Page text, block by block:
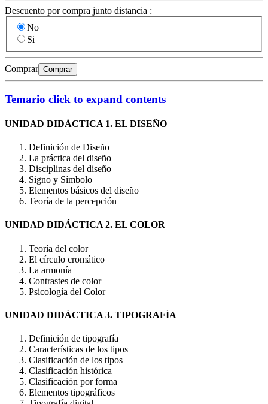
Descuento por compra junto distancia :
No
Si
Comprar Comprar
Temario click to expand contents
UNIDAD DIDÁCTICA 1. EL DISEÑO
Definición de Diseño
La práctica del diseño
Disciplinas del diseño
Signo y Símbolo
Elementos básicos del diseño
Teoría de la percepción
UNIDAD DIDÁCTICA 2. EL COLOR
Teoría del color
El círculo cromático
La armonía
Contrastes de color
Psicología del Color
UNIDAD DIDÁCTICA 3. TIPOGRAFÍA
Definición de tipografía
Características de los tipos
Clasificación de los tipos
Clasificación histórica
Clasificación por forma
Elementos tipográficos